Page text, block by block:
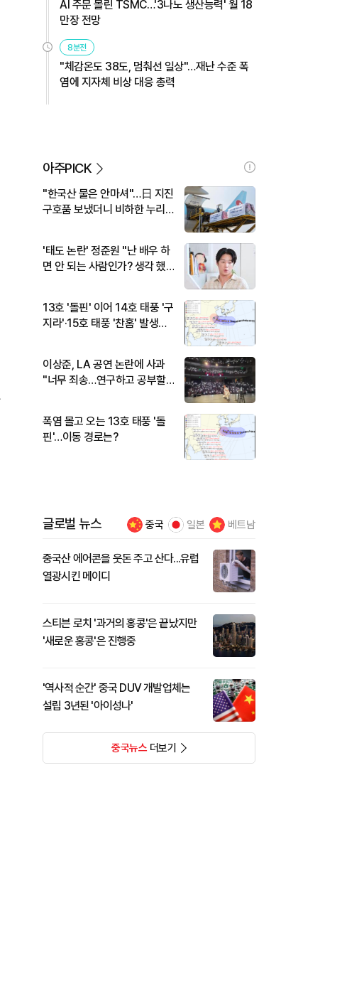
AI 주문 몰린 TSMC…'3나노 생산능력' 월 18
만장 전망
8분전
"체감온도 38도, 멈춰선 일상"…재난 수준 폭
염에 지자체 비상 대응 총력
아주PICK
"한국산 물은 안마셔"…日 지진
구호품 보냈더니 비하한 누리
'태도 논란' 정준원 "난 배우 하
면 안 되는 사람인가? 생각 했
13호 '돌핀' 이어 14호 태풍 '구
지라'·15호 태풍 '찬홈' 발생…
이상준, LA 공연 논란에 사과
"너무 죄송…연구하고 공부할
폭염 몰고 오는 13호 태풍 '돌
핀'…이동 경로는?
글로벌 뉴스 중국 일본 베트남
중국산 에어콘을 웃돈 주고 산다...유럽
열광시킨 메이디
스티븐 로치 '과거의 홍콩'은 끝났지만
'새로운 홍콩'은 진행중
'역사적 순간' 중국 DUV 개발업체는
설립 3년된 '아이성나'
중국뉴스더보기